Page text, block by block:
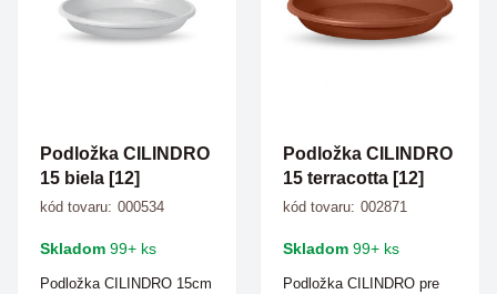
Podložka CILINDRO
15 biela [12]
kód tovaru: 000534
Skladom 99+ ks
Podložka CILINDRO 15cm
Podložka CILINDRO
15 terracotta [12]
kód tovaru: 002871
Skladom 99+ ks
Podložka CILINDRO pre